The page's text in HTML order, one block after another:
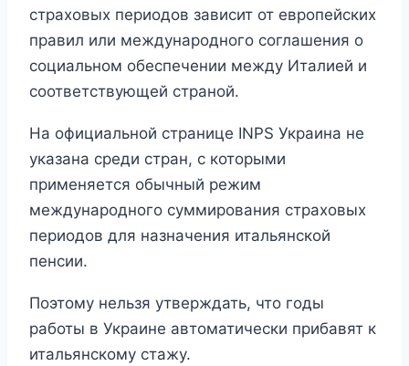
страховых периодов зависит от европейских
правил или международного соглашения о
социальном обеспечении между Италией и
соответствующей страной.
На официальной странице INPS Украина не
указана среди стран, с которыми
применяется обычный режим
международного суммирования страховых
периодов для назначения итальянской
пенсии.
Поэтому нельзя утверждать, что годы
работы в Украине автоматически прибавят к
итальянскому стажу.